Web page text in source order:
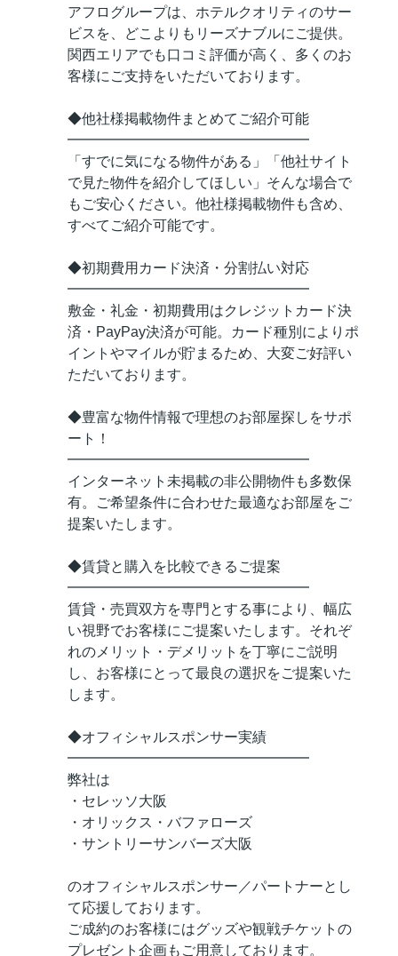
アフログループは、ホテルクオリティのサー
ビスを、どこよりもリーズナブルにご提供。
関西エリアでも口コミ評価が高く、多くのお
客様にご支持をいただいております。
◆他社様掲載物件まとめてご紹介可能
━━━━━━━━━━━━━━━━━
「すでに気になる物件がある」「他社サイト
で見た物件を紹介してほしい」そんな場合で
もご安心ください。他社様掲載物件も含め、
すべてご紹介可能です。
◆初期費用カード決済・分割払い対応
━━━━━━━━━━━━━━━━━
敷金・礼金・初期費用はクレジットカード決
済・PayPay決済が可能。カード種別によりポ
イントやマイルが貯まるため、大変ご好評い
ただいております。
◆豊富な物件情報で理想のお部屋探しをサポ
ート！
━━━━━━━━━━━━━━━━━
インターネット未掲載の非公開物件も多数保
有。ご希望条件に合わせた最適なお部屋をご
提案いたします。
◆賃貸と購入を比較できるご提案
━━━━━━━━━━━━━━━━━
賃貸・売買双方を専門とする事により、幅広
い視野でお客様にご提案いたします。それぞ
れのメリット・デメリットを丁寧にご説明
し、お客様にとって最良の選択をご提案いた
します。
◆オフィシャルスポンサー実績
━━━━━━━━━━━━━━━━━
弊社は
・セレッソ大阪
・オリックス・バファローズ
・サントリーサンバーズ大阪
のオフィシャルスポンサー／パートナーとし
て応援しております。
ご成約のお客様にはグッズや観戦チケットの
プレゼント企画もご用意しております。